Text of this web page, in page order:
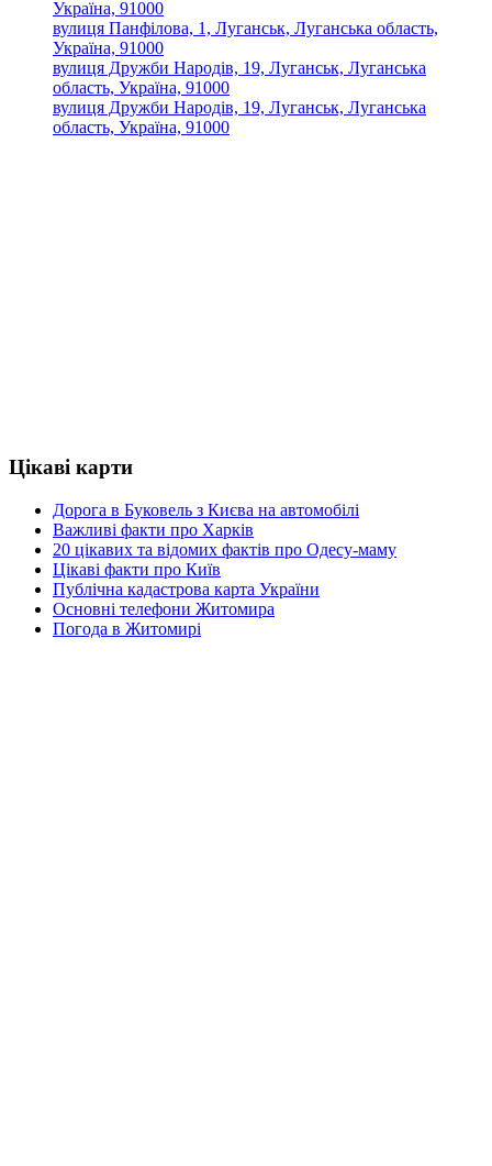
Україна, 91000
вулиця Панфілова, 1, Луганськ, Луганська область,
Україна, 91000
вулиця Дружби Народів, 19, Луганськ, Луганська
область, Україна, 91000
вулиця Дружби Народів, 19, Луганськ, Луганська
область, Україна, 91000
Цікаві карти
Дорога в Буковель з Києва на автомобілі
Важливі факти про Харків
20 цікавих та відомих фактів про Одесу-маму
Цікаві факти про Київ
Публічна кадастрова карта України
Основні телефони Житомира
Погода в Житомирі